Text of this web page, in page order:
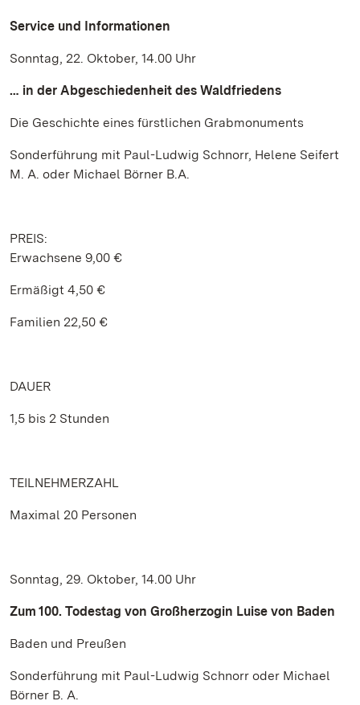
Service und Informationen
Sonntag, 22. Oktober, 14.00 Uhr
… in der Abgeschiedenheit des Waldfriedens
Die Geschichte eines fürstlichen Grabmonuments
Sonderführung mit Paul-Ludwig Schnorr, Helene Seifert
M. A. oder Michael Börner B.A.
PREIS:
Erwachsene 9,00 €
Ermäßigt 4,50 €
Familien 22,50 €
DAUER
1,5 bis 2 Stunden
TEILNEHMERZAHL
Maximal 20 Personen
Sonntag, 29. Oktober, 14.00 Uhr
Zum 100. Todestag von Großherzogin Luise von Baden
Baden und Preußen
Sonderführung mit Paul-Ludwig Schnorr oder Michael
Börner B. A.